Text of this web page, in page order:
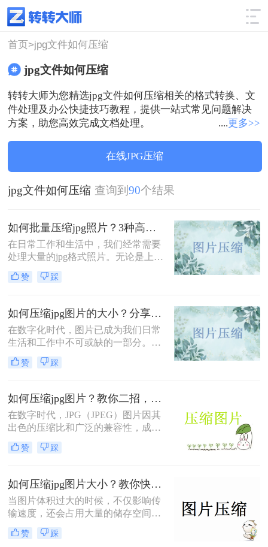
使用技巧 筛选
首页>jpg文件如何压缩
jpg文件如何压缩
转转大师为您精选jpg文件如何压缩相关的格式转换、文
件处理及办公快捷技巧教程，提供一站式常见问题解决
方案，助您高效完成文档处理。
....更多>>
在线JPG压缩
jpg文件如何压缩 查询到90个结果
如何批量压缩jpg照片？3种高效方法详解！
在日常工作和生活中，我们经常需要
处理大量的jpg格式照片。无论是上传
网站、发送邮件还是节省存储空间，
掌握如何批量压缩jpg照片都是一项非
像处理多年的专业人士，我将结合实
际经验，为大家详细介绍几种可靠的
批量压缩方法。
赞 踩
如何压缩jpg图片的大小？分享6个方法压缩jpg！
在数字化时代，图片已成为我们日常
生活和工作中不可或缺的一部分。然
而，随着图片数量的增加，如何有效
地管理和存储这些图片成为了一个挑
泛的兼容性而广受欢迎，但在某些情
况下，我们仍需要进一步压缩JPG图
片的大小以节省存储空间或加快网络
传输速度。那么如何压缩jpg图片的大
小呢？本文将介绍几种有效压缩JPG
图片大小的方法。
赞 踩
如何压缩jpg图片？教你二招，非常实用！
在数字时代，JPG（JPEG）图片因其
出色的压缩比和广泛的兼容性，成为
了互联网上最常用的图像格式之一。
然而，随着图像质量的提升和分辨率
大，给存储、分享和传输带来了挑
战。因此，学会如何压缩jpg图片成为
了许多用户关心的问题。本文将介绍
几种实用的JPG图片压缩方法，帮助
您轻松减小文件体积，同时尽量保持
图像质量。
赞 踩
如何压缩jpg图片大小？教你快速完成jpg压缩大小！
当图片体积过大的时候，不仅影响传
输速度，还会占用大量的储存空间。
如何压缩jpg图片大小呢？下面教你一
种简单实用的图片压缩方法。
赞 踩